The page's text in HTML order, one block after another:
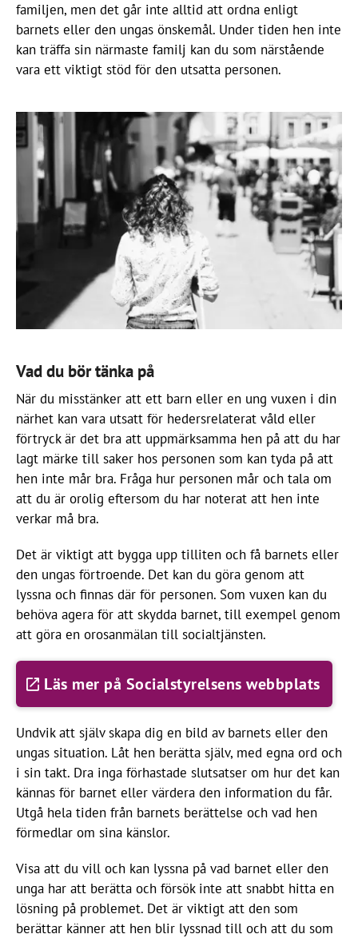
familjen, men det går inte alltid att ordna enligt
barnets eller den ungas önskemål. Under tiden hen inte
kan träffa sin närmaste familj kan du som närstående
vara ett viktigt stöd för den utsatta personen.
Vad du bör tänka på
När du misstänker att ett barn eller en ung vuxen i din
närhet kan vara utsatt för hedersrelaterat våld eller
förtryck är det bra att uppmärksamma hen på att du har
lagt märke till saker hos personen som kan tyda på att
hen inte mår bra. Fråga hur personen mår och tala om
att du är orolig eftersom du har noterat att hen inte
verkar må bra.
Det är viktigt att bygga upp tilliten och få barnets eller
den ungas förtroende. Det kan du göra genom att
lyssna och finnas där för personen. Som vuxen kan du
behöva agera för att skydda barnet, till exempel genom
att göra en orosanmälan till socialtjänsten.
Läs mer på Socialstyrelsens webbplats
Undvik att själv skapa dig en bild av barnets eller den
ungas situation. Låt hen berätta själv, med egna ord och
i sin takt. Dra inga förhastade slutsatser om hur det kan
kännas för barnet eller värdera den information du får.
Utgå hela tiden från barnets berättelse och vad hen
förmedlar om sina känslor.
Visa att du vill och kan lyssna på vad barnet eller den
unga har att berätta och försök inte att snabbt hitta en
lösning på problemet. Det är viktigt att den som
berättar känner att hen blir lyssnad till och att du som